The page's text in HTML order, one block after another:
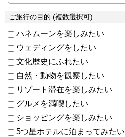
ご旅行の目的 (複数選択可)
ハネムーンを楽しみたい
ウェディングをしたい
文化歴史にふれたい
自然・動物を観察したい
リゾート滞在を楽しみたい
グルメを満喫したい
ショッピングを楽しみたい
5つ星ホテルに泊まってみたい